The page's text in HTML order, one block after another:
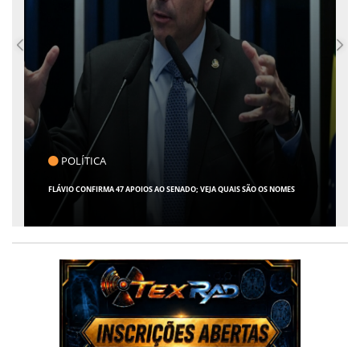
POLÍTICA
FLÁVIO CONFIRMA 47 APOIOS AO SENADO; VEJA QUAIS SÃO OS NOMES